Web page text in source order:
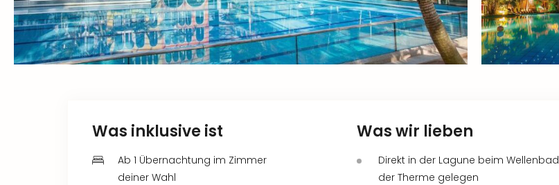
Was inklusive ist
Ab 1 Übernachtung im Zimmer
deiner Wahl
Was wir lieben
Direkt in der Lagune beim Wellenbad
der Therme gelegen